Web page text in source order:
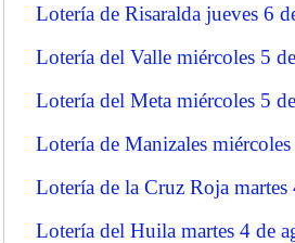
Lotería de Risaralda jueves 6
Lotería del Valle miércoles 5
Lotería del Meta miércoles 5
Lotería de Manizales
Lotería de la Cruz Roja martes
Lotería del Huila martes 4 de